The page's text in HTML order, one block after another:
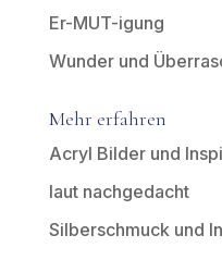
Er-MUT-igung
Wunder und
Mehr erfahren
Acryl Bilder und
laut nachgedacht
Silberschmuck und